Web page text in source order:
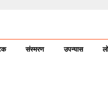
संस्मरण उपन्यास